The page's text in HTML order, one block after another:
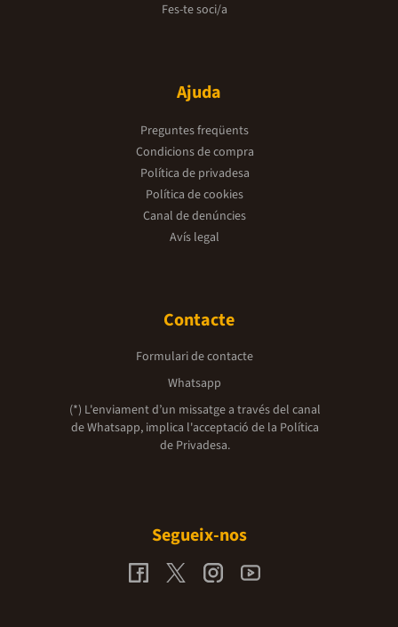
Fes-te soci/a
Ajuda
Preguntes freqüents
Condicions de compra
Política de privadesa
Política de cookies
Canal de denúncies
Avís legal
Contacte
Formulari de contacte
Whatsapp
(*) L'enviament d’un missatge a través del canal
de Whatsapp, implica l'acceptació de la Política
de Privadesa.
Segueix-nos